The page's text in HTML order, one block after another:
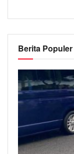
Berita Populer